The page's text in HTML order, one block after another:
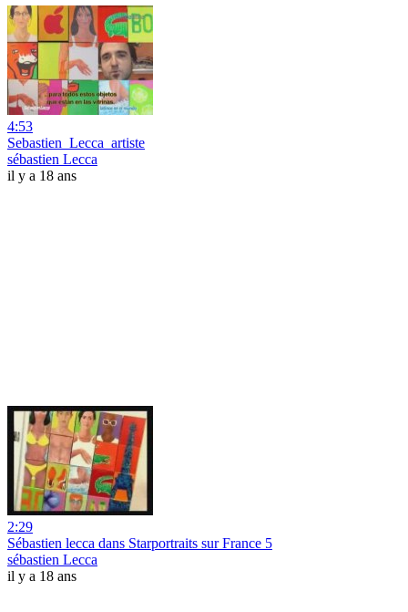
4:53
Sebastien_Lecca_artiste
sébastien Lecca
il y a 18 ans
2:29
Sébastien lecca dans Starportraits sur France 5
sébastien Lecca
il y a 18 ans